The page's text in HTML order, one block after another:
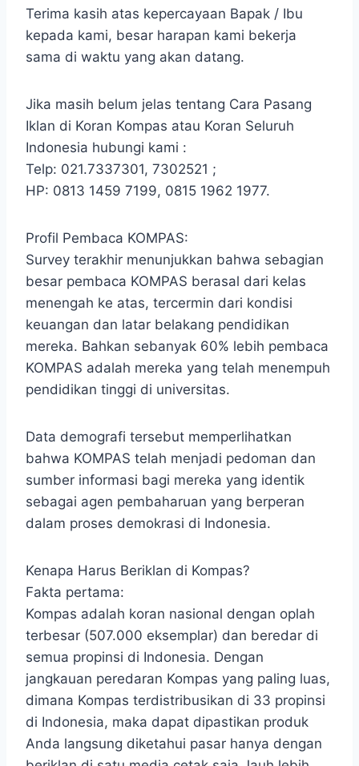
Terima kasih atas kepercayaan Bapak / Ibu
kepada kami, besar harapan kami bekerja
sama di waktu yang akan datang.
Jika masih belum jelas tentang Cara Pasang
Iklan di Koran Kompas atau Koran Seluruh
Indonesia hubungi kami :
Telp: 021.7337301, 7302521 ;
HP: 0813 1459 7199, 0815 1962 1977.
Profil Pembaca KOMPAS:
Survey terakhir menunjukkan bahwa sebagian
besar pembaca KOMPAS berasal dari kelas
menengah ke atas, tercermin dari kondisi
keuangan dan latar belakang pendidikan
mereka. Bahkan sebanyak 60% lebih pembaca
KOMPAS adalah mereka yang telah menempuh
pendidikan tinggi di universitas.
Data demografi tersebut memperlihatkan
bahwa KOMPAS telah menjadi pedoman dan
sumber informasi bagi mereka yang identik
sebagai agen pembaharuan yang berperan
dalam proses demokrasi di Indonesia.
Kenapa Harus Beriklan di Kompas?
Fakta pertama:
Kompas adalah koran nasional dengan oplah
terbesar (507.000 eksemplar) dan beredar di
semua propinsi di Indonesia. Dengan
jangkauan peredaran Kompas yang paling luas,
dimana Kompas terdistribusikan di 33 propinsi
di Indonesia, maka dapat dipastikan produk
Anda langsung diketahui pasar hanya dengan